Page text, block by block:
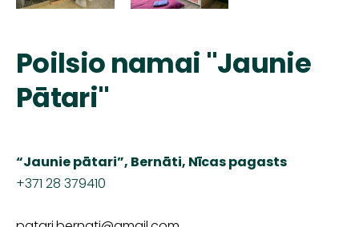
Poilsio namai "Jaunie
Pātari"
“Jauniepātari”, Bernāti, Nīcas pagasts
+371 28 379410